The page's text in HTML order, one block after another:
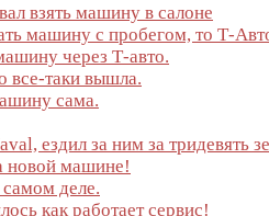
взять машину в салоне
машину с пробегом, то Т-
через Т-авто.
все-таки вышла.
сама.
ездил за ним за тридевять
новой машине!
деле.
как работает сервис!